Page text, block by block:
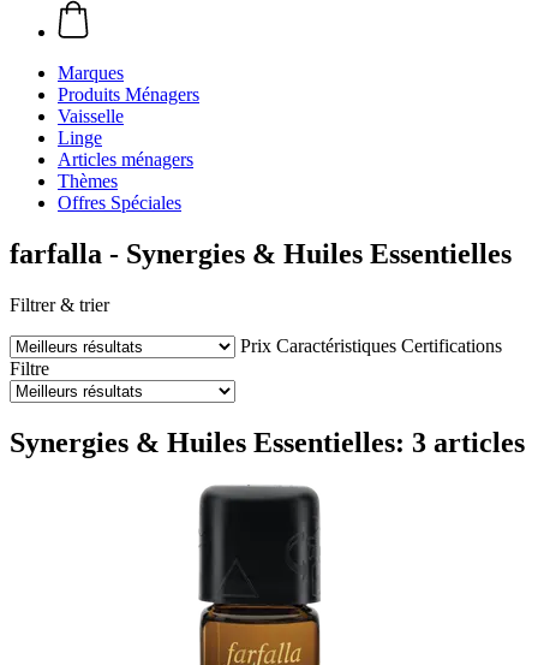
Marques
Produits Ménagers
Vaisselle
Linge
Articles ménagers
Thèmes
Offres Spéciales
farfalla - Synergies & Huiles Essentielles
Filtrer & trier
Prix Caractéristiques Certifications
Filtre
Synergies & Huiles Essentielles: 3 articles